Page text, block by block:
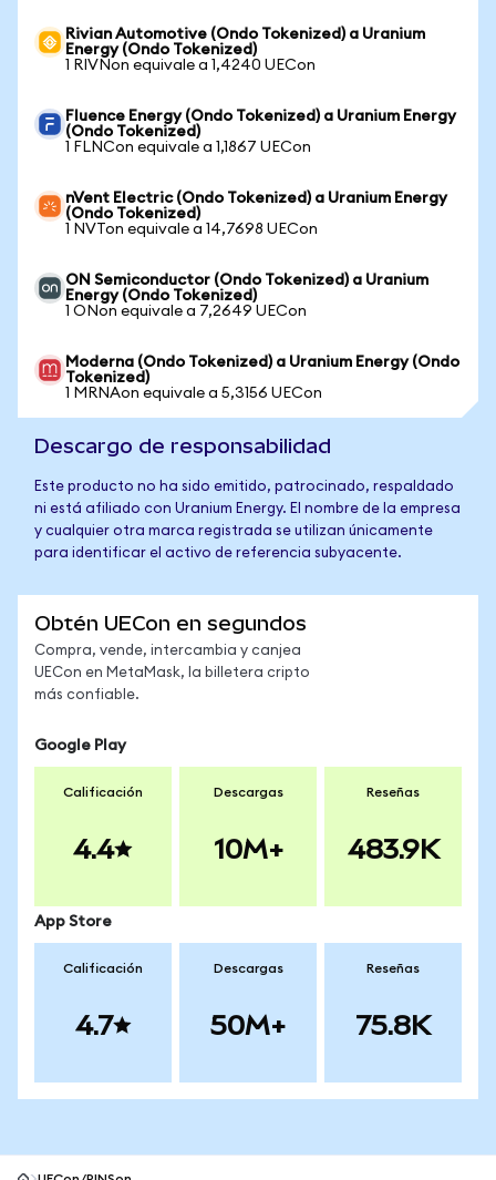
Rivian Automotive (Ondo Tokenized) a Uranium
Energy (Ondo Tokenized)
1 RIVNon equivale a 1,4240 UECon
Fluence Energy (Ondo Tokenized) a Uranium Energy
(Ondo Tokenized)
1 FLNCon equivale a 1,1867 UECon
nVent Electric (Ondo Tokenized) a Uranium Energy
(Ondo Tokenized)
1 NVTon equivale a 14,7698 UECon
ON Semiconductor (Ondo Tokenized) a Uranium
Energy (Ondo Tokenized)
1 ONon equivale a 7,2649 UECon
Moderna (Ondo Tokenized) a Uranium Energy (Ondo
Tokenized)
1 MRNAon equivale a 5,3156 UECon
Descargo de responsabilidad
Este producto no ha sido emitido, patrocinado, respaldado
ni está afiliado con Uranium Energy. El nombre de la empresa
y cualquier otra marca registrada se utilizan únicamente
para identificar el activo de referencia subyacente.
Obtén UECon en segundos
Compra, vende, intercambia y canjea
UECon en MetaMask, la billetera cripto
más confiable.
Google Play
Calificación
4.4
Descargas
10M+
Reseñas
483.9K
App Store
Calificación
4.7
Descargas
50M+
Reseñas
75.8K